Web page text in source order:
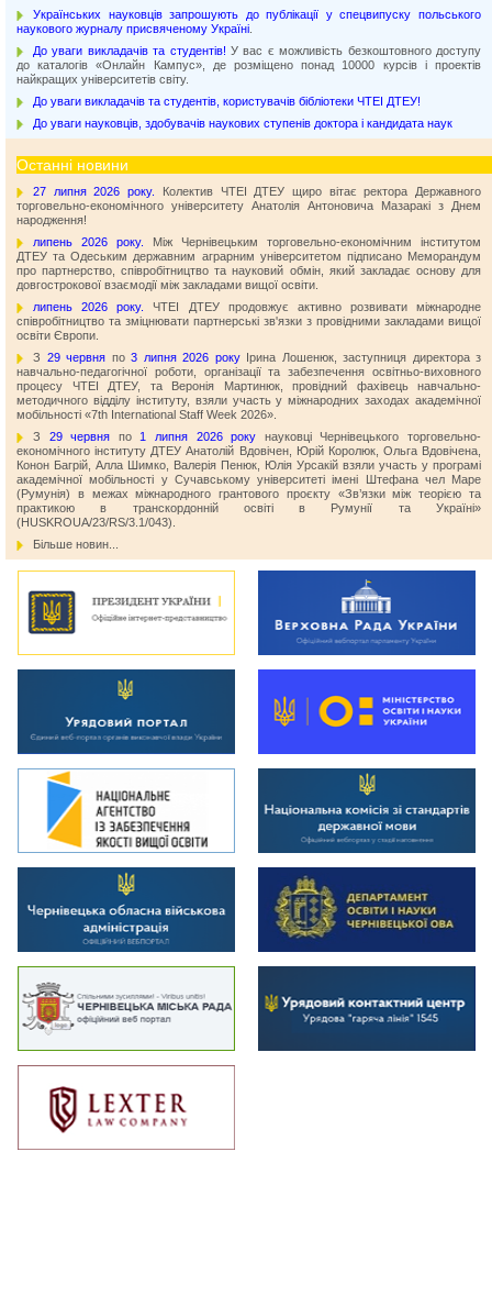
Українських науковців запрошують до публікації у спецвипуску польського
наукового журналу присвяченому Україні
До уваги викладачів та студентів! У вас є можливість безкоштовного доступу
до каталогів «Онлайн Кампус», де розміщено понад 10000 курсів і проектів
найкращих університетів світу.
До уваги викладачів та студентів, користувачів бібліотеки ЧТЕІ ДТЕУ!
До уваги науковців, здобувачів наукових ступенів доктора і кандидата наук
Останні новини
27 липня 2026 року.
Колектив ЧТЕІ ДТЕУ щиро вітає ректора Державного
торговельно-економічного університету Анатолія Антоновича Мазаракі з Днем
народження!
липень 2026 року.
Між Чернівецьким торговельно-економічним інститутом
ДТЕУ та Одеським державним аграрним університетом підписано Меморандум
про партнерство, співробітництво та науковий обмін, який закладає основу для
довгострокової взаємодії між закладами вищої освіти.
липень 2026 року.
ЧТЕІ ДТЕУ продовжує активно розвивати міжнародне
співробітництво та зміцнювати партнерські зв'язки з провідними закладами вищої
освіти Європи.
З 29 червня по 3 липня 2026 рокуІрина Лошенюк, заступниця директора з
навчально-педагогічної роботи, організації та забезпечення освітньо-виховного
процесу ЧТЕІ ДТЕУ, та Веронія Мартинюк, провідний фахівець навчально-
методичного відділу інституту, взяли участь у міжнародних заходах академічної
мобільності «7th International Staff Week 2026».
З 29 червня по 1 липня 2026 року науковці Чернівецького торговельно-
економічного інституту ДТЕУ Анатолій Вдовічен, Юрій Королюк, Ольга Вдовічена,
Конон Багрій, Алла Шимко, Валерія Пенюк, Юлія Урсакій взяли участь у програмі
академічної мобільності у Сучавському університеті імені Штефана чел Маре
(Румунія) в межах міжнародного грантового проєкту «Зв’язки між теорією та
практикою в транскордонній освіті в Румунії та Україні»
(HUSKROUA/23/RS/3.1/043).
Більше новин...